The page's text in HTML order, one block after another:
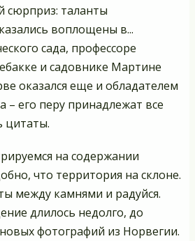
сюрприз: таланты
воплощены в...
сада, профессоре
и садовнике Мартине
оказался еще и обладателем
– его перу принадлежат все
цитаты.
на содержании
что территория на склоне.
между камнями и радуйся.
длилось недолго, до
фотографий из Норвегии.